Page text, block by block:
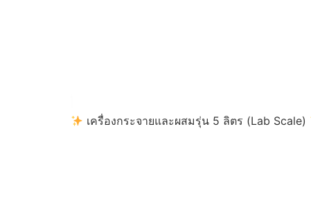
เครื่องกระจายและผสมรุ่น 5 ลิตร (Lab Scale)